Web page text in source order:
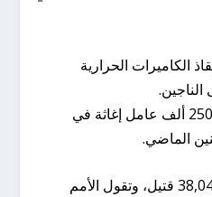
الكاميرات الحرارية
في المجموع، يعمل حوالي 250 ألف عامل إغاثة في
الماضي.
عدد القتلى في تركيا يبلغ 38,044 قتيل، وتقول الأمم